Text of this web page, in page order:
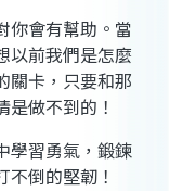
你會有幫助。當
以前我們是怎麼
關卡，只要和那
做不到的！
學習勇氣，鍛鍊
倒的堅韌！